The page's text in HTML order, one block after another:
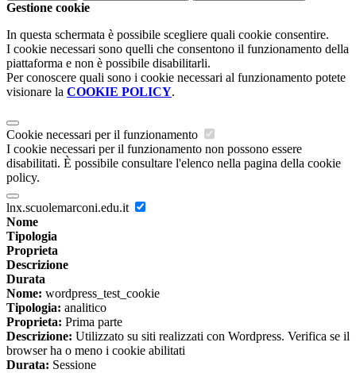
Gestione cookie
In questa schermata è possibile scegliere quali cookie consentire.
I cookie necessari sono quelli che consentono il funzionamento della
piattaforma e non è possibile disabilitarli.
Per conoscere quali sono i cookie necessari al funzionamento potete
visionare la COOKIE POLICY.
Cookie necessari per il funzionamento
I cookie necessari per il funzionamento non possono essere
disabilitati. È possibile consultare l'elenco nella pagina della cookie
policy.
lnx.scuolemarconi.edu.it
Nome
Tipologia
Proprieta
Descrizione
Durata
Nome: wordpress_test_cookie
Tipologia: analitico
Proprieta: Prima parte
Descrizione: Utilizzato su siti realizzati con Wordpress. Verifica se il
browser ha o meno i cookie abilitati
Durata: Sessione